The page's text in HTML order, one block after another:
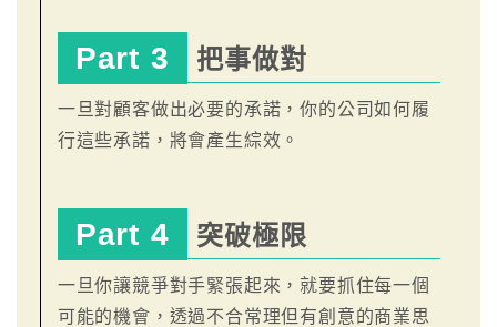
Part 3 把事做對
一旦對顧客做出必要的承諾，你的公司如何履
行這些承諾，將會產生綜效。
Part 4 突破極限
一旦你讓競爭對手緊張起來，就要抓住每一個
可能的機會，透過不合常理但有創意的商業思